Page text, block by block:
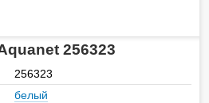
256323
256323
белый